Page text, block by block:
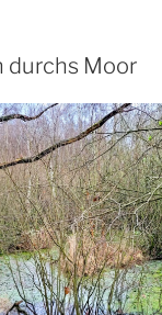
n
durchs Moor